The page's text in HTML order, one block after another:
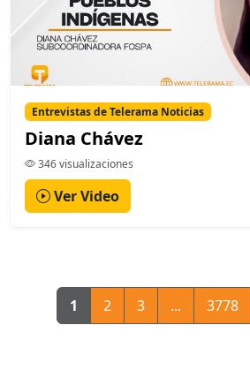
Entrevistas de Telerama Noticias
Diana Chávez
346 visualizaciones
Ver Video
1 2 3 ... 3778